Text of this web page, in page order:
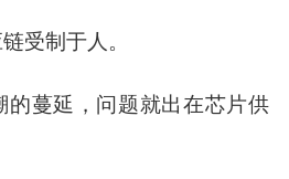
受制于人。
的蔓延，问题就出在芯片供